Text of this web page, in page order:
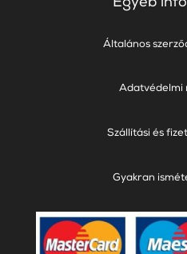
Egyéb
Általános
Adatvédelmi
Szállítási és
Gyakran